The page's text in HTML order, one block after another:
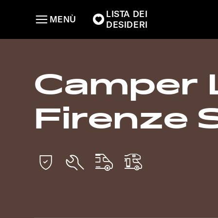
LISTA DEI
DESIDERI
MENÙ
Camper
Firenze